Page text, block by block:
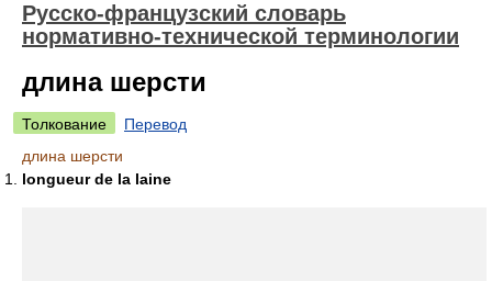
Русско-французский словарь
нормативно-технической терминологии
длина шерсти
Толкование
Перевод
длина шерсти
longueur de la laine